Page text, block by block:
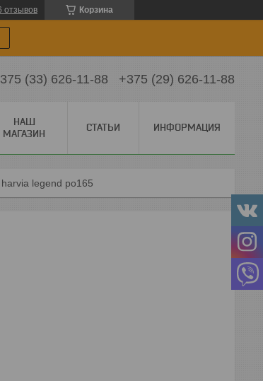
Корзина
отзывов
(33) 626-11-88 +375 (29) 626-11-88
НАШ
МАГАЗИН
СТАТЬИ ИНФОРМАЦИЯ
legend po165